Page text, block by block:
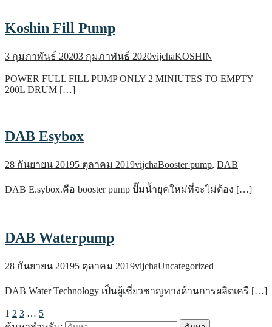
Koshin Fill Pump
3 กุมภาพันธ์ 20203 กุมภาพันธ์ 2020vijchaKOSHIN
POWER FULL FILL PUMP ONLY 2 MINIUTES TO EMPTY
200L DRUM […]
DAB Esybox
28 กันยายน 20195 ตุลาคม 2019vijchaBooster pump, DAB
DAB E.sybox.คือ booster pump ปั๊มน้ำยุคใหม่ที่จะไม่ต้อง […]
DAB Waterpump
28 กันยายน 20195 ตุลาคม 2019vijchaUncategorized
DAB Water Technology เป็นผู้เชี่ยวชาญทางด้านการผลิตเครื […]
1 2 3 … 5